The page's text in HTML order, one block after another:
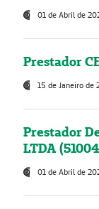
01 de Abril de
Prestador
15 de Janeiro de
Prestador
LTDA
01 de Abril de